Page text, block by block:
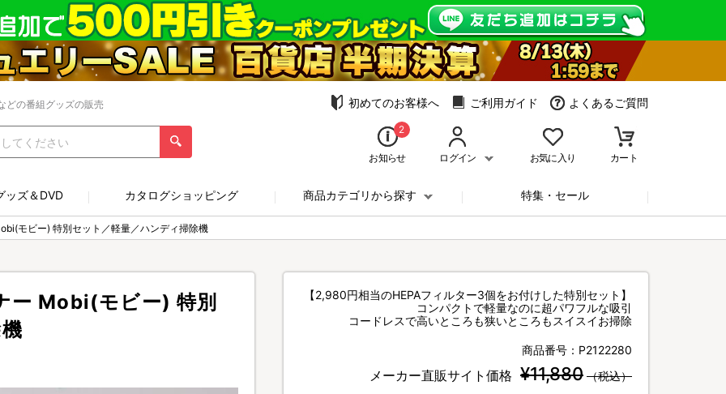
どの番組グッズの販売 初めてのお客様へ ご利用ガイド よくあるご質問
2
お知らせ ログイン お気に入り カート
ッズ＆DVD カタログショッピング 商品カテゴリから探す 特集・セール
モビー) 特別セット／軽量／ハンディ掃除機
ー Mobi(モビー) 特別
【2,980円相当のHEPAフィルター3個をお付けした特別セット】
コンパクトで軽量なのに超パワフルな吸引
コードレスで高いところも狭いところもスイスイお掃除
商品番号： P2122280
メーカー直販サイト価格 ¥11,880 （税込）